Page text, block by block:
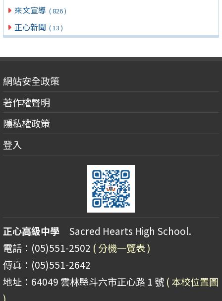
來文宣導 ( 826 )
正心新聞 ( 13 )
網站安全政策
著作權聲明
隱私權政策
登入
正心高級中學 Sacred Hearts High School.
電話：(05)551-2502 ( 分機一覽表 )
傳真：(05)551-2642
地址：64049 雲林縣斗六市正心路 1 號 ( 本校位置圖